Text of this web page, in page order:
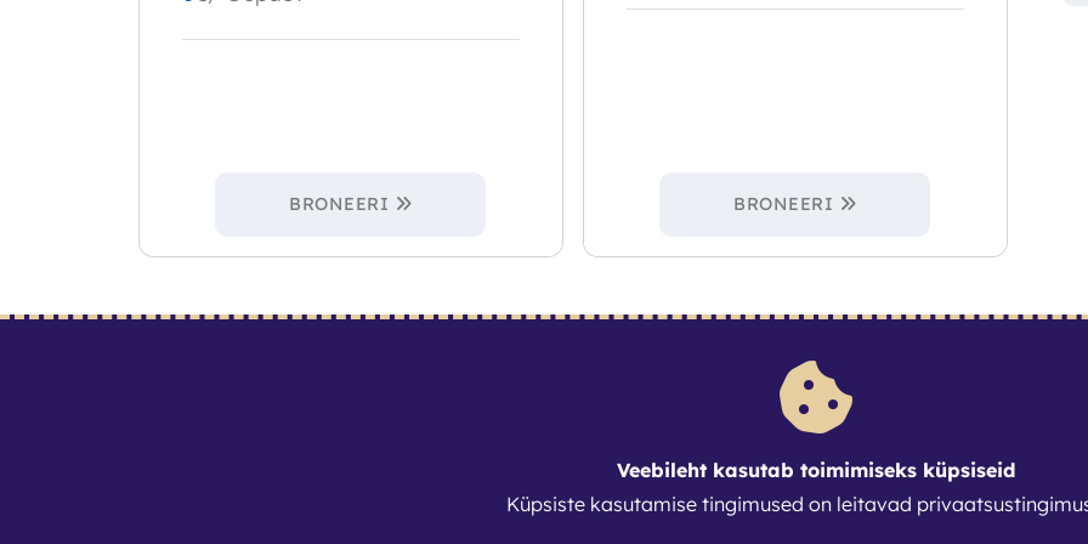
BRONEERI BRONEERI
Kontaktid
Veebileht kasutab toimimiseks küpsiseid
Küpsiste kasutamise tingimused on leitavad